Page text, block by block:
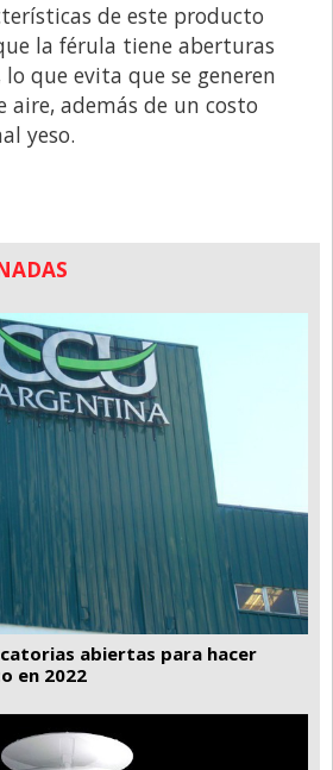
de este producto
la férula tiene aberturas
que evita que se generen
además de un costo
yeso.
abiertas para hacer
en 2022